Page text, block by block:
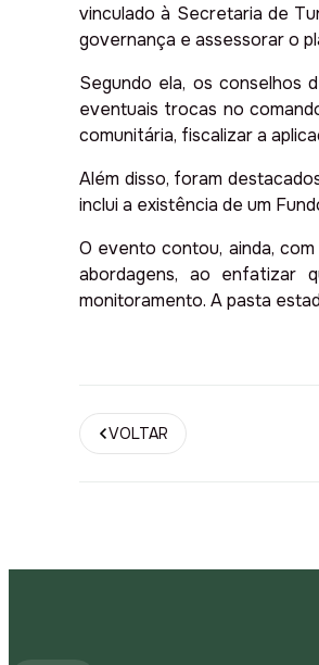
vinculado à Secretaria de
governança e assessorar o
Segundo ela, os conselhos
eventuais trocas no
comunitária, fiscalizar a
Além disso, foram
inclui a existência de um
O evento contou, ainda,
abordagens, ao enfatizar
monitoramento. A pasta
VOLTAR